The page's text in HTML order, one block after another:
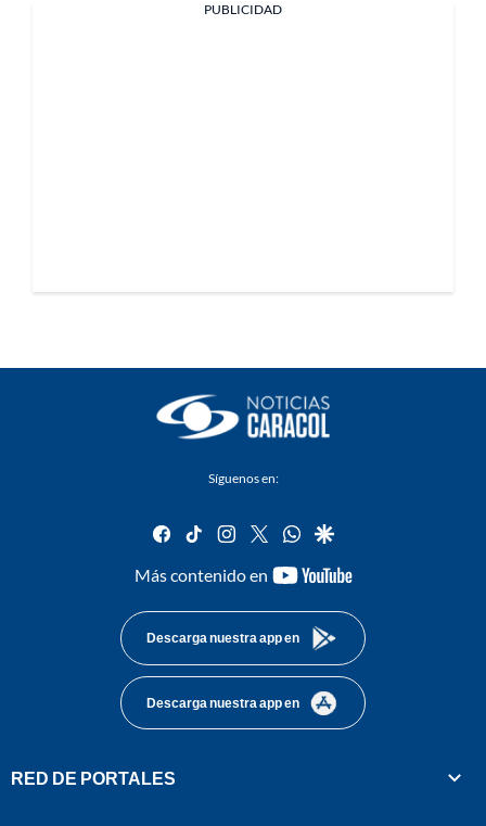
PUBLICIDAD
Síguenos en:
facebook
tiktok instagram
twitterwhatsapp
google
Más contenido en
youtube-
Descarga nuestra app en
Descarga nuestra app en
RED DE PORTALES